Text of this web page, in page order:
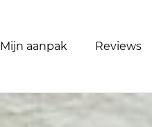
Mijn aanpak Reviews